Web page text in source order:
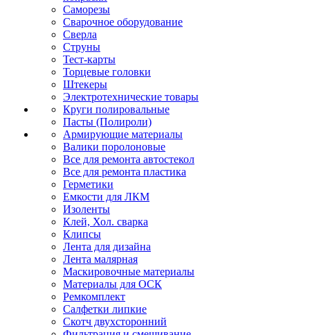
Саморезы
Сварочное оборудование
Сверла
Струны
Тест-карты
Торцевые головки
Штекеры
Электротехнические товары
Круги полировальные
Пасты (Полироли)
Армирующие материалы
Валики поролоновые
Все для ремонта автостекол
Все для ремонта пластика
Герметики
Емкости для ЛКМ
Изоленты
Клей, Хол. сварка
Клипсы
Лента для дизайна
Лента малярная
Маскировочные материалы
Материалы для ОСК
Ремкомплект
Салфетки липкие
Скотч двухсторонний